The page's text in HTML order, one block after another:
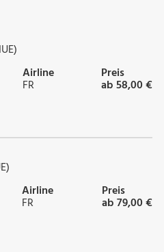
Airline
FR
Preis
ab 58,00 €
Airline
FR
Preis
ab 79,00 €